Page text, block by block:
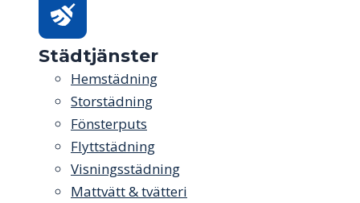
Städtjänster
Hemstädning
Storstädning
Fönsterputs
Flyttstädning
Visningsstädning
Mattvätt & tvätteri